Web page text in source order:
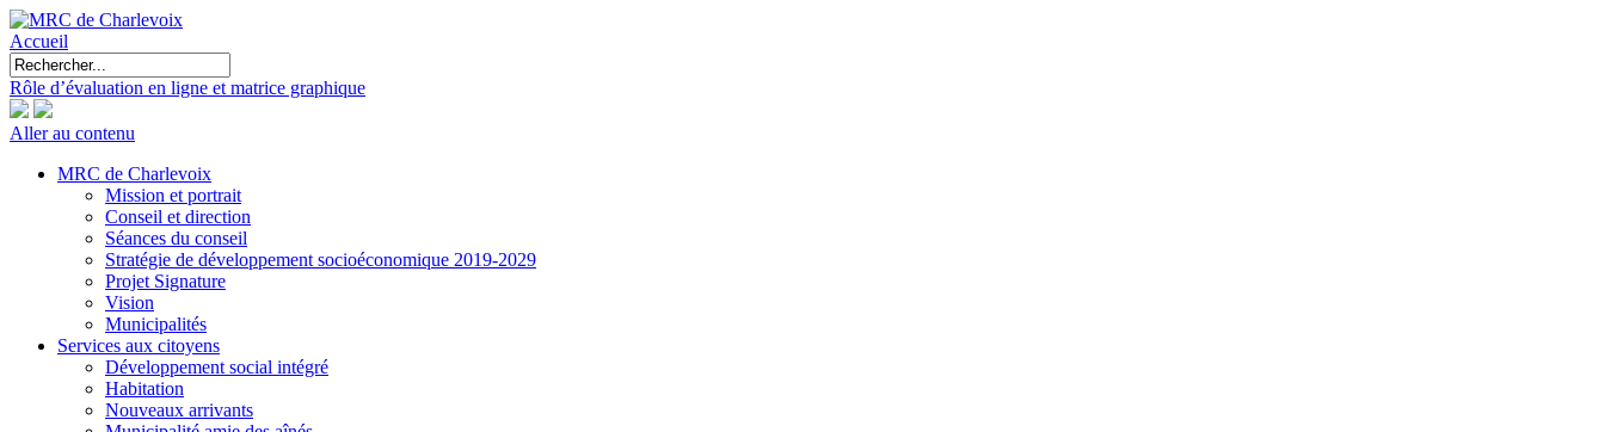
Accueil
Rôle d’évaluation en ligne et matrice graphique
Aller au contenu
MRC de Charlevoix
Mission et portrait
Conseil et direction
Séances du conseil
Stratégie de développement socioéconomique 2019-2029
Projet Signature
Vision
Municipalités
Services aux citoyens
Développement social intégré
Habitation
Nouveaux arrivants